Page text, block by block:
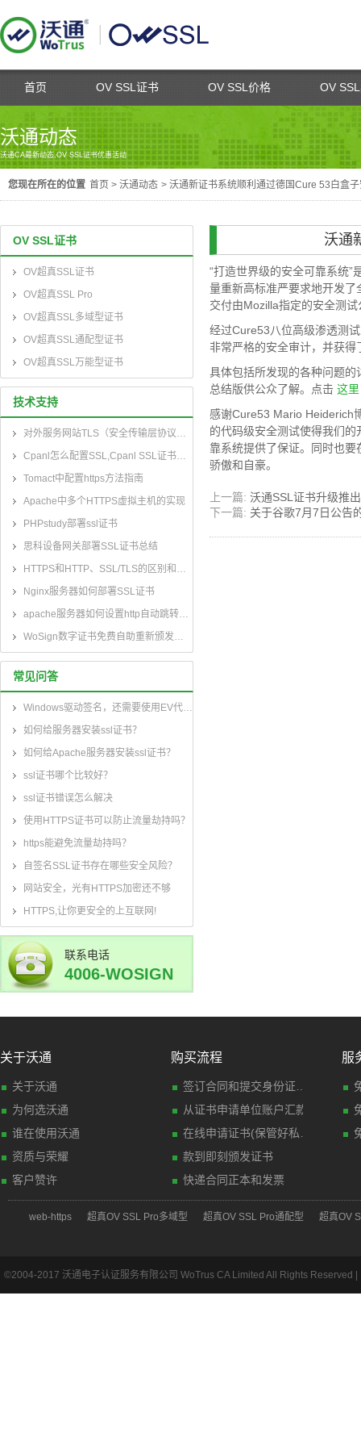
首页 OV SSL证书 OV SSL价格 OV
沃通动态
沃通CA最新动态,OV SSL证书优惠活动
您现在所在的位置 首页 > 沃通动态 > 沃通新证书系统顺利通过德国Cure 53白盒
OV SSL证书
OV超真SSL证书
OV超真SSL Pro
OV超真SSL多域型证书
OV超真SSL通配型证书
OV超真SSL万能型证书
技术支持
对外服务网站TLS（安全传输层协议）部署指南
Cpanl怎么配置SSL,Cpanl SSL证书部署指南
Tomact中配置https方法指南
Apache中多个HTTPS虚拟主机的实现
PHPstudy部署ssl证书
思科设备网关部署SSL证书总结
HTTPS和HTTP、SSL/TLS的区别和联系
Nginx服务器如何部署SSL证书
apache服务器如何设置http自动跳转到https
WoSign数字证书免费自助重新颁发指南和自助续费指南
常见问答
Windows驱动签名，还需要使用EV代码签名证书吗？
如何给服务器安装ssl证书？
如何给Apache服务器安装ssl证书？
ssl证书哪个比较好？
ssl证书错误怎么解决
使用HTTPS证书可以防止流量劫持吗？
https能避免流量劫持吗？
自签名SSL证书存在哪些安全风险？
网站安全，光有HTTPS加密还不够
HTTPS,让你更安全的上互联网!
联系电话
4006-WOSIGN
(4006-967-446)
沃通
“打造世界级的安全可靠系统
量重新高标准严要求地开发
交付由Mozilla指定的安全测
经过Cure53八位高级渗透测
非常严格的安全审计，并获
具体包括所发现的各种问题
总结版供公众了解。点击 这里
感谢Cure53 Mario Heiderich
的代码级安全测试使得我们
靠系统提供了保证。同时也
骄傲和自豪。
上一篇: 沃通SSL证书升级推
下一篇: 关于谷歌7月7日公告
关于沃通
关于沃通
为何选沃通
谁在使用沃通
资质与荣耀
客户赞许
购买流程
从证书申请单位账户汇款
款到即刻颁发证书
快递合同正本和发票
服
web-https 超真OV SSL Pro多域型 超真OV SSL Pro通配型 超真OV
©2004-2017 沃通电子认证服务有限公司 WoTrus CA Limited All Rights Reserved |